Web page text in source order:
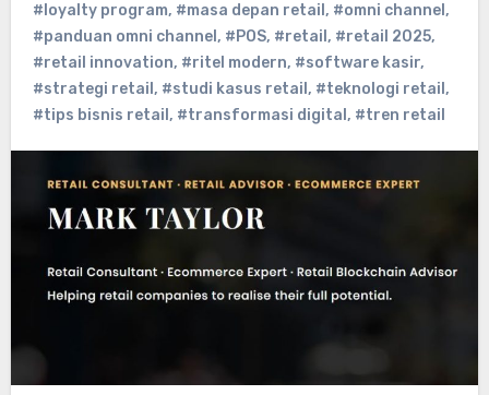
#loyalty program, #masa depan retail , #omni channel ,
#panduan omni channel , #POS, #retail , #retail 2025,
#retail innovation, #ritel modern, #software kasir,
#strategi retail , #studi kasus retail , #teknologi retail ,
#tips bisnis retail , #transformasi digital , #tren retail